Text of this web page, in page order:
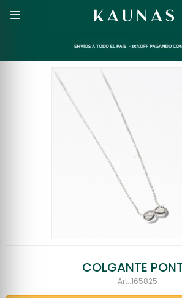

COLGANTE
165825